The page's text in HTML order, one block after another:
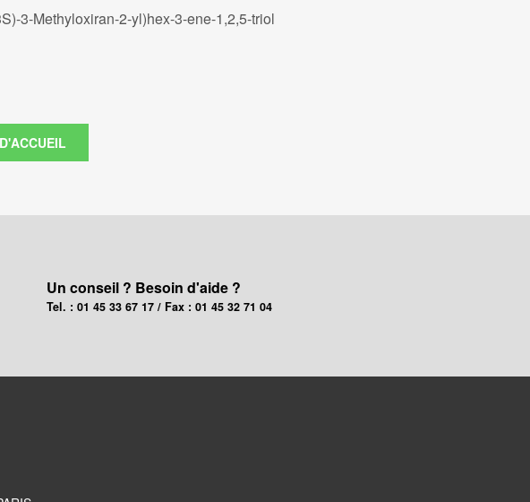
3-Methyloxiran-2-yl)hex-3-ene-1,2,5-triol
Un conseil ? Besoin d'aide ?
Tel. : 01 45 33 67 17 / Fax : 01 45 32 71 04